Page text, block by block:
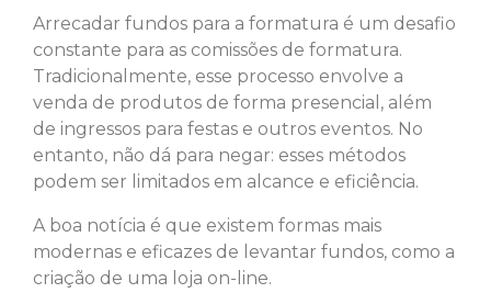
Arrecadar fundos para a formatura é um desafio
constante para as comissões de formatura.
Tradicionalmente, esse processo envolve a
venda de produtos de forma presencial, além
de ingressos para festas e outros eventos. No
entanto, não dá para negar: esses métodos
podem ser limitados em alcance e eficiência.
A boa notícia é que existem formas mais
modernas e eficazes de levantar fundos, como a
criação de uma loja on-line.